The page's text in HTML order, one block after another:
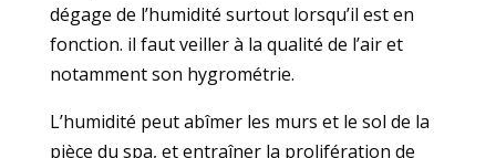
dégage de l’humidité surtout lorsqu’il est en
fonction. il faut veiller à la qualité de l’air et
notamment son hygrométrie.
L’humidité peut abîmer les murs et le sol de la
pièce du spa, et entraîner la prolifération de